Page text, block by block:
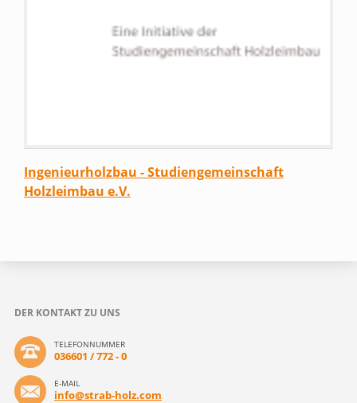
Ingenieurholzbau - Studiengemeinschaft
Holzleimbau e.V.
DER KONTAKT ZU UNS
TELEFONNUMMER
036601 / 772 - 0
E-MAIL
info@strab-holz.com